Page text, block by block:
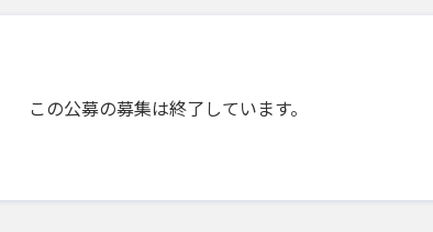
この公募の募集は終了しています。